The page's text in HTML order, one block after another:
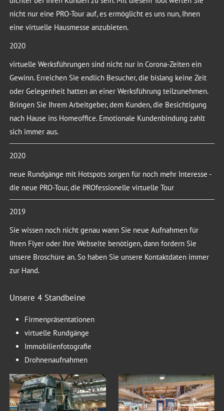
nicht nur eine PRO-Tour auf, es ermöglicht es uns nun, Ihnen
eine virtuelle Hausmesse anzubieten.
2020
virtuelle Werksführungen sind nicht nur in Corona-Zeiten ein
Gewinn. Erreichen Sie endlich Besucher, die bislang keine Zeit
oder Gelegenheit hatten an einer Werksführung teilzunehmen.
Bringen Sie Ihrem Arbeitgeber, dem Kunden, die Besichtigung
nach Hause ins Homeoffice. Emotionale Kundenbindung zahlt
sich immer aus.
2020
neue Rundgänge mit Hotspots sorgen für noch mehr Interesse -
die neue PRO-Tour, die PROfessionelle virtuelle Tour
2019
Sie wissen noch nicht genau wann Sie neue Aufnahmen für
Ihren Flyer oder Ihre Webseite benötigen, dann fordern Sie
unsere Broschüre an. So haben Sie unsere Kontaktdaten immer
zur Hand.
Unsere 4 Standbeine
Firmenpräsentationen
virtuelle Rundgänge
Immobilienfotografie
Drohnenaufnahmen